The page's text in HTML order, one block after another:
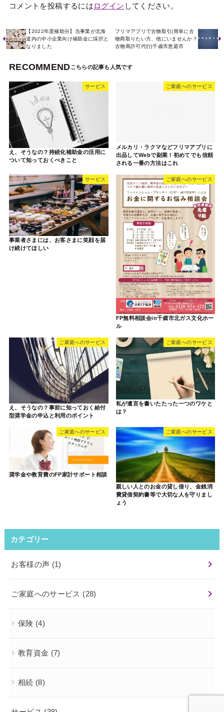
コメントを投稿するにはログイン してください。
【2022年度補助分】当事業が北海
道内の中小企業向け補助金に採択と
なりました
フリマアプリで古物取引|簡単に古
物商取りたい方、他にいませんか？
古物商許可代行|千歳市恵庭市
RECOMMEND
サービス
え、そうなの？持続化補助金の活用に
ついて知っておくべきこと
ご家庭へのサービス
メルカリ・ラクマなどフリマアプリに
出品してWebで副業！初めてでも信頼
される一番の方法はこれ
サービス
事業者さまには、お客さまに笑顔を届
け続けてほしい
ご家庭へのサービス
FP無料相談会in千歳市北ガス文化ホー
ル
ご家庭へのサービス
え、そうなの？事前に知っておく給付
型奨学金の申込と利用のポイント
ご家庭へのサービス
私が遺言を書いたたった一つのワケと
は？
ご家庭へのサービス
奨学金や教育費のFP家計サポート相談
ご家庭へのサービス
親しい人とのお金の貸し借り、金銭消
費貸借契約書等で大切な人を守りまし
ょう
カテゴリー
お客様の声 (1)
ご家庭へのサービス (28)
保険 (4)
教育資金 (7)
相続 (8)